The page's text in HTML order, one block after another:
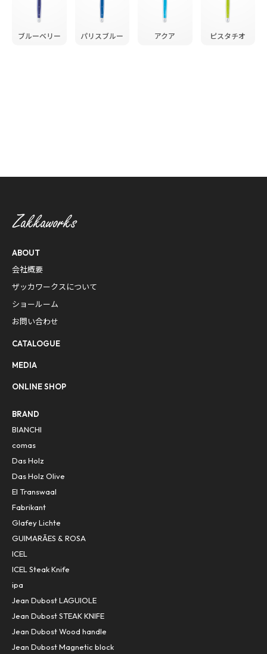
ブルーベリー パリスブルー アクア ピスタチオ
ABOUT
会社概要
ザッカワークスについて
ショールーム
お問い合わせ
CATALOGUE
MEDIA
ONLINE SHOP
BRAND
BIANCHI
comas
Das Holz
Das Holz Olive
El Transwaal
Fabrikant
Glafey Lichte
GUIMARÃES & ROSA
ICEL
ICEL Steak Knife
ipa
Jean Dubost LAGUIOLE
Jean Dubost STEAK KNIFE
Jean Dubost Wood handle
Jean Dubost Magnetic block